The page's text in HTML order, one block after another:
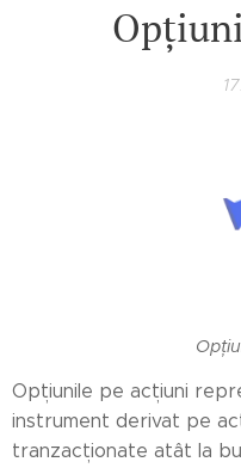
Opțiunile pe acțiuni
instrument derivat pe
tranzacționate atât la